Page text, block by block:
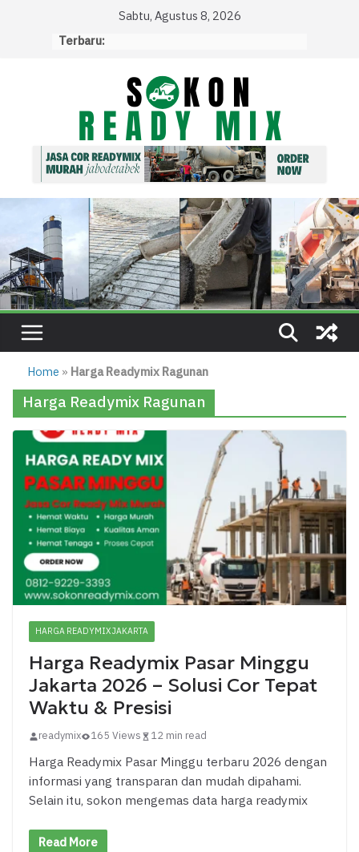
Sabtu, Agustus 8, 2026
Terbaru:
Home » Harga Readymix Ragunan
Harga Readymix Ragunan
HARGA READYMIX JAKARTA
Harga Readymix Pasar Minggu
Jakarta 2026 – Solusi Cor Tepat
Waktu & Presisi
readymix 165 Views 12 min read
Harga Readymix Pasar Minggu terbaru 2026 dengan
informasi yang transparan dan mudah dipahami.
Selain itu, sokon mengemas data harga readymix
Read More